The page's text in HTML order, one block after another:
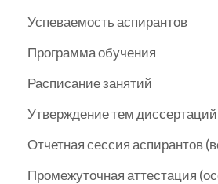
Успеваемость аспирантов
Программа обучения
Расписание занятий
Утверждение тем диссертаций
Отчетная сессия аспирантов
Промежуточная аттестация